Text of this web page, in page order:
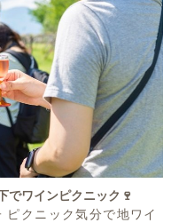
でワインピクニック🍷
クニック気分で地ワイ